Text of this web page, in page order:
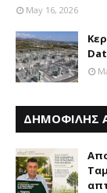
May 16, 2026
ΔΗΜΟΦΙΛΗΣ